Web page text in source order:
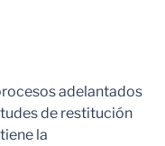
adelantados
de restitución
la